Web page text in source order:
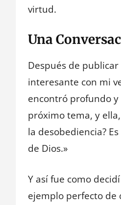
virtud.
Una
Después de
interesante con mi
encontró profundo y
próximo tema, y
la desobediencia?
de Dios.»
Y así fue como
ejemplo perfecto de